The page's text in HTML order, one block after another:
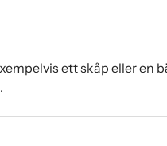
ett skåp eller en